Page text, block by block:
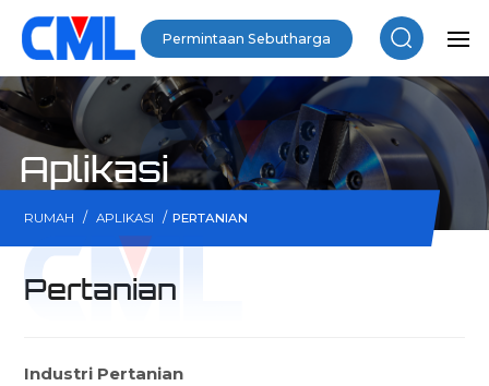
Permintaan Sebutharga
Aplikasi
RUMAH / APLIKASI / PERTANIAN
Pertanian
Industri Pertanian